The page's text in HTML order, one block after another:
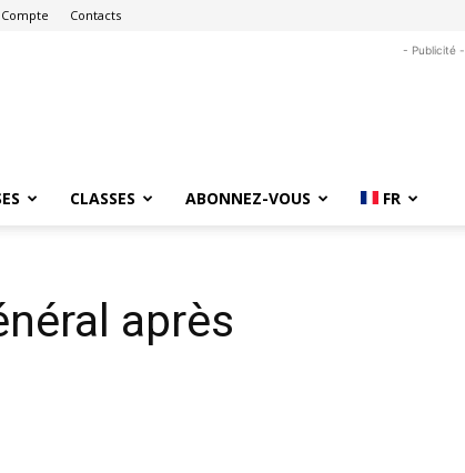
Contacts
- Publicité -
CLASSES ABONNEZ-VOUS FR
après